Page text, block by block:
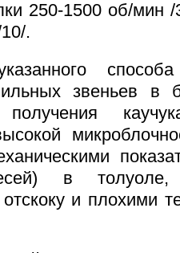
250-1500 об/мин /
.
звеньев в
получения
в толуоле,
и плохими